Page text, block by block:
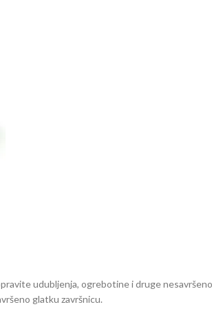
udubljenja, ogrebotine i druge
glatku završnicu.